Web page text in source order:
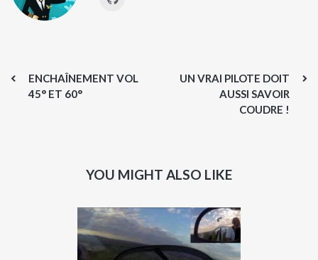
ENCHAÎNEMENT VOL
45° ET 60°
UN VRAI PILOTE DOIT
AUSSI SAVOIR
COUDRE !
YOU MIGHT ALSO LIKE